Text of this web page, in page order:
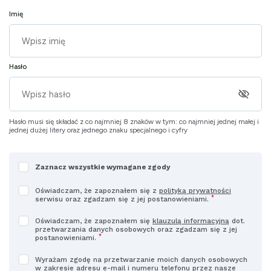
Imię
Hasło
pokaż lub ukryj hasło
Hasło musi się składać z co najmniej 8 znaków w tym: co najmniej jednej małej i
jednej dużej litery oraz jednego znaku specjalnego i cyfry
Wymagane
zgody
Zaznacz wszystkie wymagane zgody
Oświadczam, że zapoznałem się z polityką prywatności
serwisu oraz zgadzam się z jej postanowieniami. *
Oświadczam, że zapoznałem się klauzulą informacyjną dot.
przetwarzania danych osobowych oraz zgadzam się z jej
postanowieniami. *
Wyrażam zgodę na przetwarzanie moich danych osobowych
w zakresie adresu e-mail i numeru telefonu przez nasze